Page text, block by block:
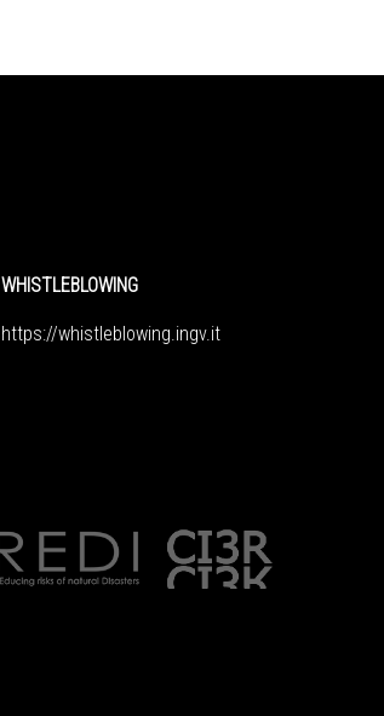
WHISTLEBLOWING
https://whistleblowing.ingv.it